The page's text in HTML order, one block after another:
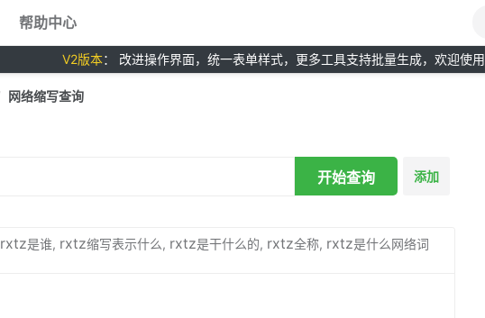
帮助中心
V2版本： 改进操作界面，统一表单样式，更多工具支持批量生成，欢迎使用
网络缩写查询
开始查询 添加
rxtz是谁, rxtz缩写表示什么, rxtz是干什么的, rxtz全称, rxtz是什么网络词